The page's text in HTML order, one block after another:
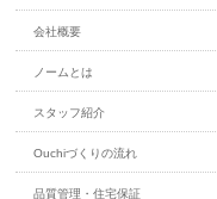
会社概要
ノームとは
スタッフ紹介
Ouchiづくりの流れ
品質管理・住宅保証